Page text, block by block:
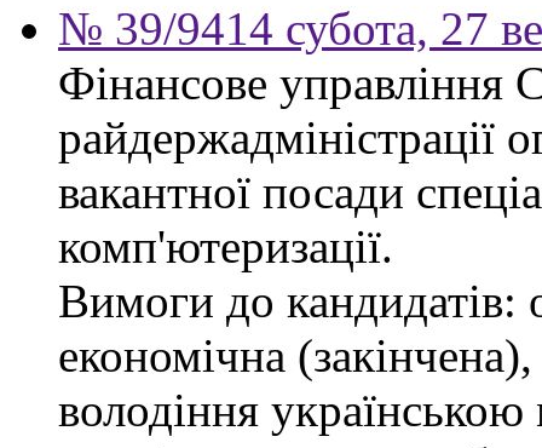
№ 39/9414 субота, 27
Фінансове управління
райдержадміністрації
вакантної посади
комп'ютеризації.
Вимоги до кандидатів:
економічна
володіння